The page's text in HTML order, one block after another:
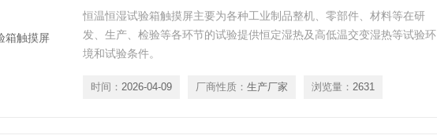
恒温恒湿试验箱触摸屏主要为各种工业制品整机、零部件、材料等在研
发、生产、检验等各环节的试验提供恒定湿热及高低温交变湿热等试验环
境和试验条件。
时间： 2026-04-09 厂商性质： 生产厂家 浏览量： 2631